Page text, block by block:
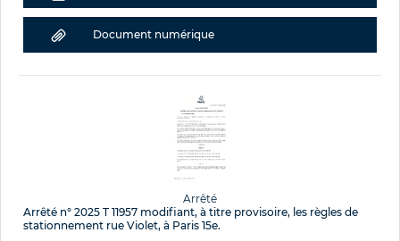
Document numérique
Arrêté
Arrêté n° 2025 T 11957 modifiant, à titre provisoire, les règles de
stationnement rue Violet, à Paris 15e.